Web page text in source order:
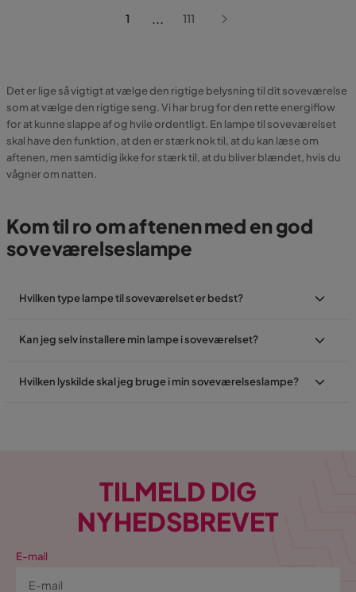
1 ... 111
Det er lige så vigtigt at vælge den rigtige belysning til dit soveværelse
som at vælge den rigtige seng. Vi har brug for den rette energiflow
for at kunne slappe af og hvile ordentligt. En lampe til soveværelset
skal have den funktion, at den er stærk nok til, at du kan læse om
aftenen, men samtidig ikke for stærk til, at du bliver blændet, hvis du
vågner om natten.
Kom til ro om aftenen med en god
soveværelseslampe
Hvilken type lampe til soveværelset er bedst?
Kan jeg selv installere min lampe i soveværelset?
Hvilken lyskilde skal jeg bruge i min soveværelseslampe?
TILMELD DIG
NYHEDSBREVET
E-mail